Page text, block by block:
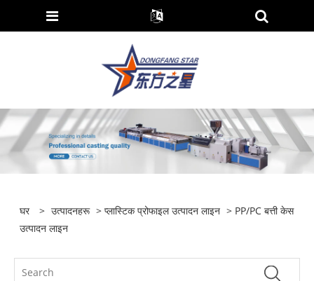
घर > उत्पादनहरू >प्लास्टिक प्रोफाइल उत्पादन लाइन > PP/PC बत्ती केस
उत्पादन लाइन